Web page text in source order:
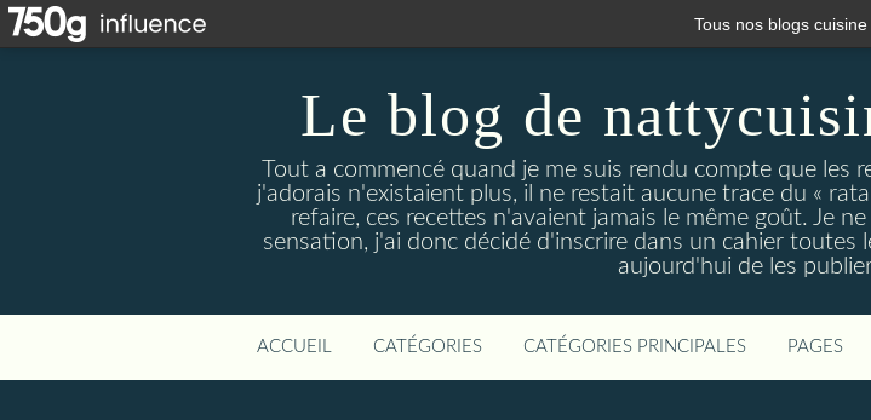
Tous nos blogs cuisine
Le blog de
Tout a commencé quand je me suis rendu compte que
j'adorais n'existaient plus, il ne restait aucune trace du «
refaire, ces recettes n'avaient jamais le même goût. Je
sensation, j'ai donc décidé d'inscrire dans un cahier toutes
aujourd'hui de les
ACCUEIL CATÉGORIES CATÉGORIES PRINCIPALES PAGES